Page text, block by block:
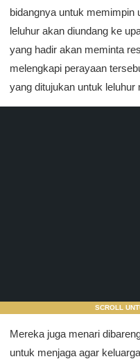
bidangnya untuk memimpin
leluhur akan diundang ke
yang hadir akan meminta
melengkapi perayaan
yang ditujukan untuk leluhur
SCROLL
Mereka juga menari
untuk menjaga agar